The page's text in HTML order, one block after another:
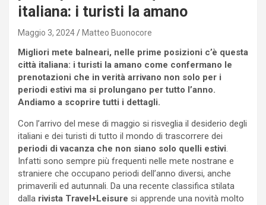
italiana: i turisti la amano
Maggio 3, 2024 Matteo Buonocore
Migliori mete balneari, nelle prime posizioni c’è questa
città italiana: i turisti la amano come confermano le
prenotazioni che in verità arrivano non solo per i
periodi estivi ma si prolungano per tutto l’anno.
Andiamo a scoprire tutti i dettagli.
Con l’arrivo del mese di maggio si risveglia il desiderio degli
italiani e dei turisti di tutto il mondo di trascorrere dei
periodi di vacanza che non siano solo quelli estivi.
Infatti sono sempre più frequenti nelle mete nostrane e
straniere che occupano periodi dell’anno diversi, anche
primaverili ed autunnali. Da una recente classifica stilata
dalla rivista Travel+Leisure si apprende una novità molto